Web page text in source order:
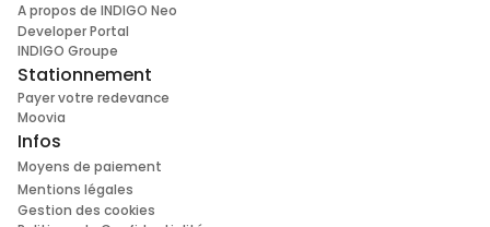
A propos de INDIGO Neo
Developer Portal
INDIGO Groupe
Stationnement
Payer votre redevance
Moovia
Infos
Moyens de paiement
Mentions légales
Gestion des cookies